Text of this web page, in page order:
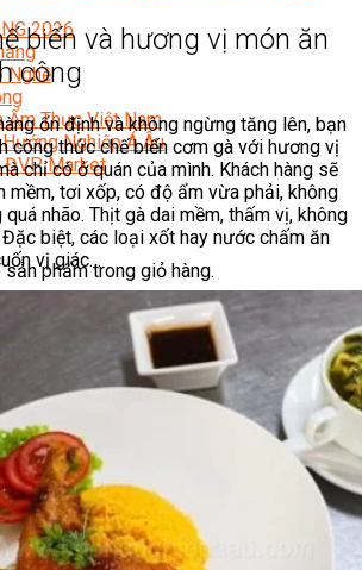
2026
Nghề
Ẩm Thực Việt Nam
Nghiệp Á Âu
ĐVP Market
sản phẩm trong giỏ hàng.
trong giỏ hàng.
biến và hương vị món ăn
công
ổn định và không ngừng tăng lên, bạn
công thức chế biến cơm gà với hương vị
chỉ có ở quán của mình. Khách hàng sẽ
mềm, tơi xốp, có độ ẩm vừa phải, không
nhão. Thịt gà dai mềm, thấm vị, không
biệt, các loại xốt hay nước chấm ăn
vị giác…